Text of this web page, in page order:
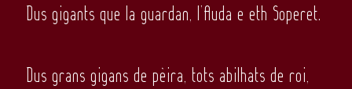
Dus gigants que la guardan, l’Auda e eth Soperet.
Dus grans gigans de pèira, tots abilhats de roi,